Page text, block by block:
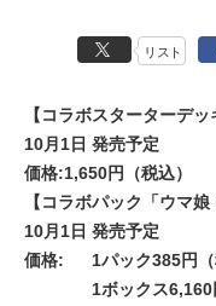
リスト
【コラボスターターデ
10月1日 発売予定
価格:1,650円（税込）
【コラボパック「ウマ
10月1日 発売予定
価格:
1パック385円（
1ボックス6,160